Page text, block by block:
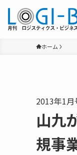
ホーム
2013年1月
山九
規事